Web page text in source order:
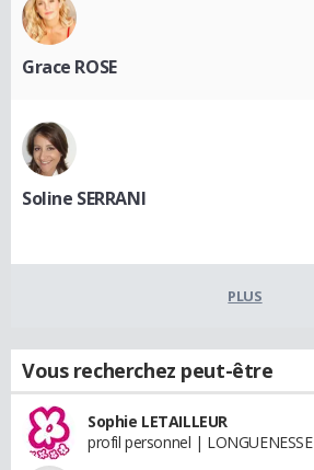
Grace ROSE
Soline SERRANI
PLUS
Vous recherchez peut-être
Sophie LETAILLEUR
profil personnel | LONGUENESSE